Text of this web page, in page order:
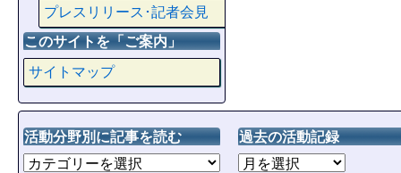
プレスリリース･記者会見
このサイトを「ご案内」
サイトマップ
活動分野別に記事を読む 過去の活動記録